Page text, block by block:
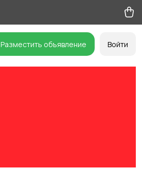
Разместить объявление Войти